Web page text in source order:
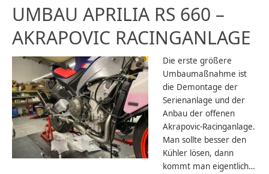
UMBAU APRILIA RS 660 –
AKRAPOVIC RACINGANLAGE
Die erste größere
Umbaumaßnahme ist
die Demontage der
Serienanlage und der
Anbau der offenen
Akrapovic-Racinganlage.
Man sollte besser den
Kühler lösen, dann
kommt man eigentlich…